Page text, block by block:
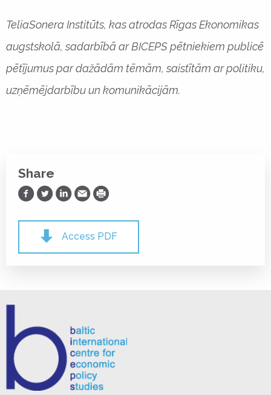
TeliaSonera Institūts, kas atrodas Rīgas Ekonomikas
augstskolā, sadarbībā ar BICEPS pētniekiem publicē
pētījumus par dažādām tēmām, saistītām ar politiku,
uzņēmējdarbību un komunikācijām.
Share
Share on Facebook
Share on Twitter
Share on LinkedIn
Share via Email
Print
Access PDF